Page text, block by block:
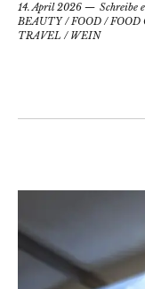
14. April 2026
Schreibe
BEAUTY/FOOD /FOOD
TRAVEL / WEIN